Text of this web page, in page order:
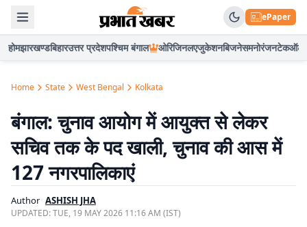
ePaper
होमझारखण्डबिहारउत्तर प्रदेशपश्चिम बंगाल ओरिजिनलएजुकेशनबिजनेसमनोरंजनटेकऑटो
Home State West Bengal Kolkata
बंगाल: चुनाव आयोग में आयुक्त से लेकर
सचिव तक के पद खाली, चुनाव की आस में
127 नगरपालिकाएं
Author ASHISH JHA
UPDATED:TUE, 19 MAY 2026 11:16 AM (IST)